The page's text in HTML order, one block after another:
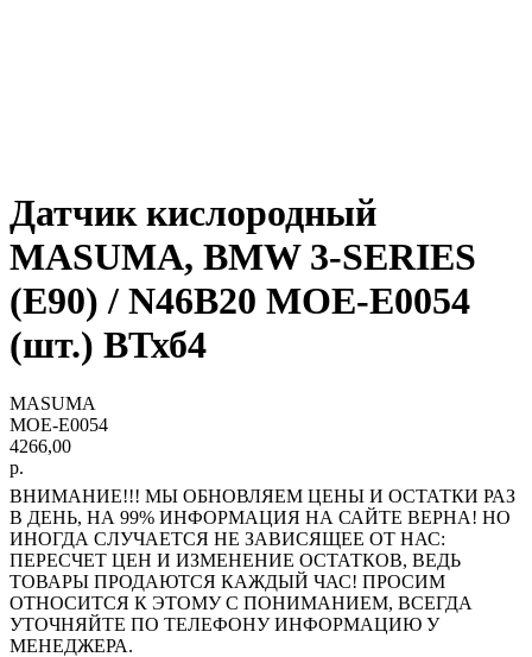
Датчик кислородный
MASUMA, BMW 3-SERIES
(E90) / N46B20 MOE-E0054
(шт.) ВТхб4
MASUMA
MOE-E0054
4266,00
р.
ВНИМАНИЕ!!! МЫ ОБНОВЛЯЕМ ЦЕНЫ И ОСТАТКИ РАЗ
В ДЕНЬ, НА 99% ИНФОРМАЦИЯ НА САЙТЕ ВЕРНА! НО
ИНОГДА СЛУЧАЕТСЯ НЕ ЗАВИСЯЩЕЕ ОТ НАС:
ПЕРЕСЧЕТ ЦЕН И ИЗМЕНЕНИЕ ОСТАТКОВ, ВЕДЬ
ТОВАРЫ ПРОДАЮТСЯ КАЖДЫЙ ЧАС! ПРОСИМ
ОТНОСИТСЯ К ЭТОМУ С ПОНИМАНИЕМ, ВСЕГДА
УТОЧНЯЙТЕ ПО ТЕЛЕФОНУ ИНФОРМАЦИЮ У
МЕНЕДЖЕРА.